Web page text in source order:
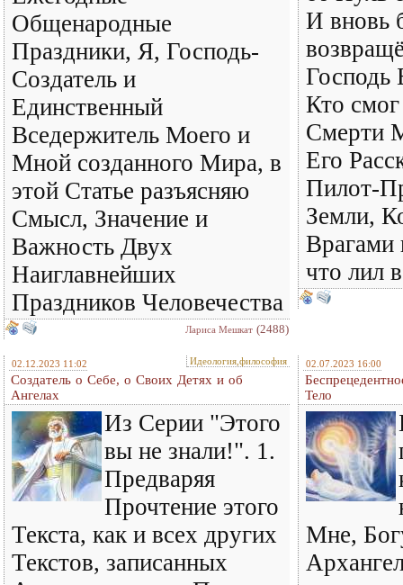
Общенародные
Праздники, Я, Господь-
Создатель и
Единственный
Вседержитель Моего и
Мной созданного Мира, в
этой Статье разъясняю
Смысл, Значение и
Важность Двух
Наиглавнейших
Праздников Человечества
Лариса Мешкат (2488)
И вновь
Господь
Кто
Смерти
Его
Пилот-
Земли,
Врагами
что лил
02.12.2023 11:02 Идеология,философия
Создатель о Себе, о Своих Детях и об
Ангелах
Из Серии "Этого
вы не знали!". 1.
Предваряя
Прочтение этого
Текста, как и всех других
Текстов, записанных
02.07.2023 16:00
Тело
Мне,